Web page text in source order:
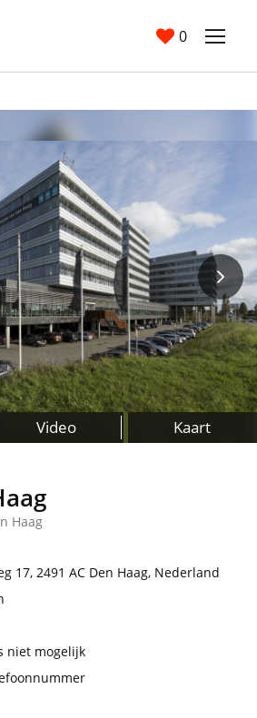
0
Video Kaart
Haag
17, 2491 AC Den Haag, Nederland
niet mogelijk